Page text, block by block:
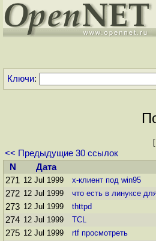
Ключи:
[
<< Предыдущие 30 ссылок
N
Дата
271 12 Jul 1999 x-клиент под win95
272 12 Jul 1999 что есть в линуксе
273 12 Jul 1999 thttpd
274 12 Jul 1999 TCL
275 12 Jul 1999 rtf просмотреть